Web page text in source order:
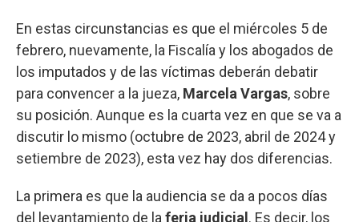
En estas circunstancias es que el miércoles 5 de
febrero, nuevamente, la Fiscalía y los abogados de
los imputados y de las víctimas deberán debatir
para convencer a la jueza, Marcela Vargas, sobre
su posición. Aunque es la cuarta vez en que se va a
discutir lo mismo (octubre de 2023, abril de 2024 y
setiembre de 2023), esta vez hay dos diferencias.
La primera es que la audiencia se da a pocos días
del levantamiento de la feria judicial . Es decir, los